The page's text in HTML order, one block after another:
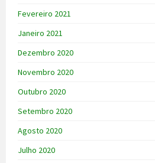
Fevereiro 2021
Janeiro 2021
Dezembro 2020
Novembro 2020
Outubro 2020
Setembro 2020
Agosto 2020
Julho 2020